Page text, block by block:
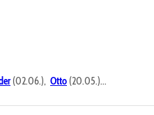
(02.06.), Otto (20.05.)...